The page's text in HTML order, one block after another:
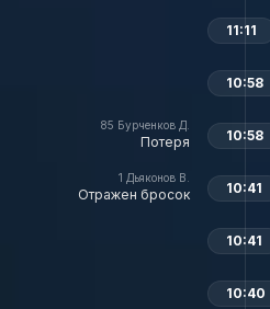
11:11
10:58
85 Бурченков Д.
Потеря 10:58
1 Дьяконов В.
Отражен бросок 10:41
10:41
10:40